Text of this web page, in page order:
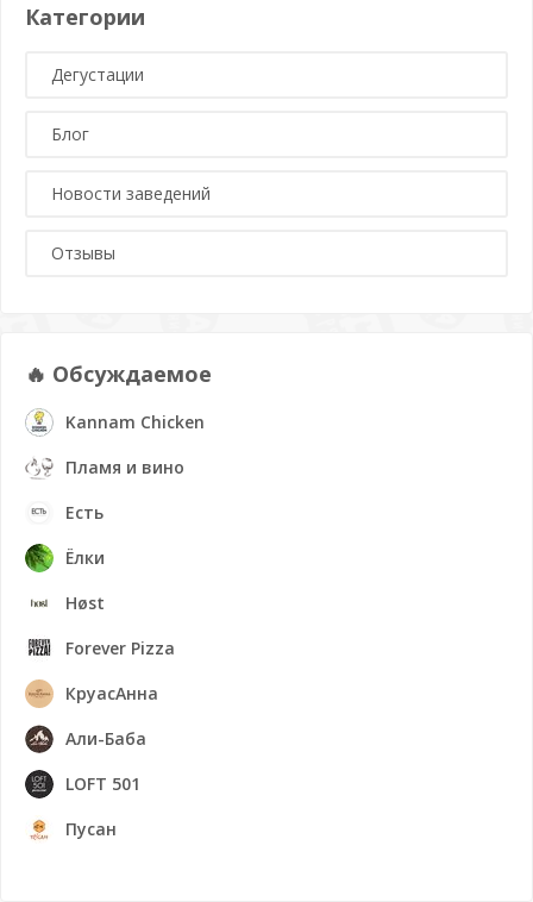
Категории
Дегустации
Блог
Новости заведений
Отзывы
🔥 Обсуждаемое
Kannam Chicken
Пламя и вино
Есть
Ёлки
Høst
Forever Pizza
КруасАнна
Али-Баба
LOFT 501
Пусан